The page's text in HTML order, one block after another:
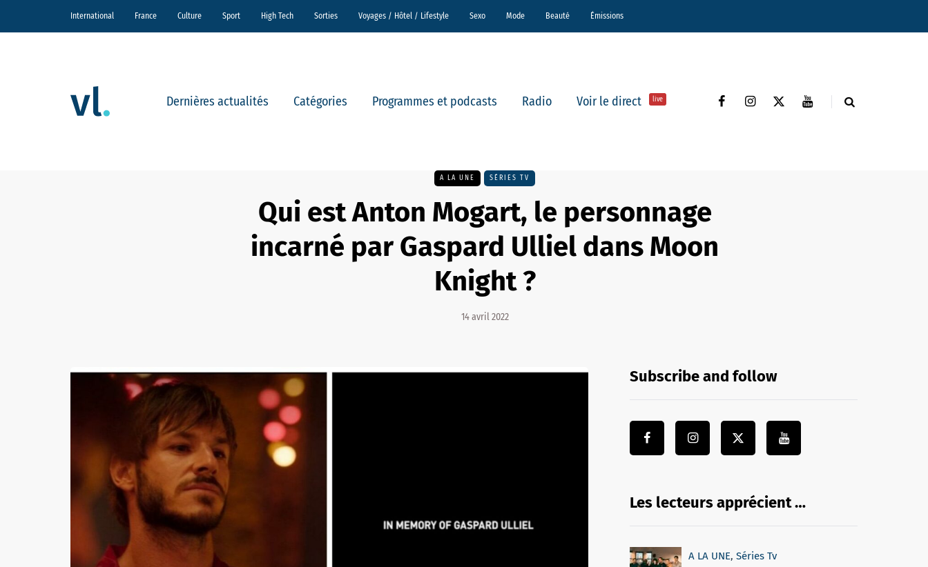
International France Culture Sport High Tech Sorties Voyages / Hôtel / Lifestyle Sexo Mode Beauté Émissions
Dernières actualités Catégories Programmes et podcasts Radio Voir le direct live
A LA UNE SÉRIES TV
Qui est Anton Mogart, le personnage
incarné par Gaspard Ulliel dans Moon
Knight ?
14 avril 2022
Subscribe and follow
Les lecteurs apprécient …
A LA UNE, Séries Tv